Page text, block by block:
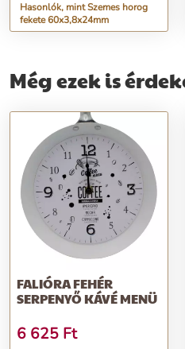
Hasonlók, mint Szemes horog
fekete 60x3,8x24mm
Még ezek is
FALIÓRA FEHÉR
SERPENYŐ KÁVÉ MENÜ
6 625 Ft